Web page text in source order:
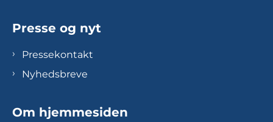
Presse og nyt
Pressekontakt
Nyhedsbreve
Om hjemmesiden